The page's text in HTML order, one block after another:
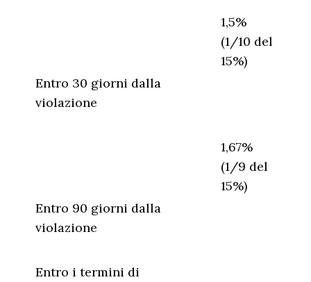
1,5%
(1/10 del
15%)
Entro 30 giorni dalla
violazione
1,67%
(1/9 del
15%)
Entro 90 giorni dalla
violazione
Entro i termini di